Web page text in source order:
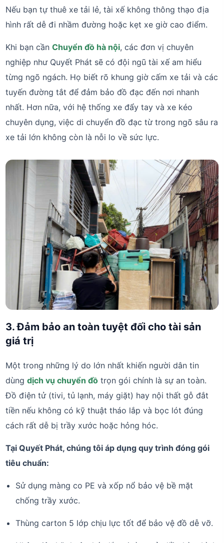
Nếu bạn tự thuê xe tải lẻ, tài xế không thông thạo địa
hình rất dễ đi nhầm đường hoặc kẹt xe giờ cao điểm.
Khi bạn cầnChuyển đồ hà nội, các đơn vị chuyên
nghiệp như Quyết Phát sẽ có đội ngũ tài xế am hiểu
từng ngõ ngách. Họ biết rõ khung giờ cấm xe tải và các
tuyến đường tắt để đảm bảo đồ đạc đến nơi nhanh
nhất. Hơn nữa, với hệ thống xe đẩy tay và xe kéo
chuyên dụng, việc di chuyển đồ đạc từ trong ngõ sâu ra
xe tải lớn không còn là nỗi lo về sức lực.
3. Đảm bảo an toàn tuyệt đối cho tài sản
giá trị
Một trong những lý do lớn nhất khiến người dân tin
dùngdịch vụ chuyển đồ trọn gói chính là sự an toàn.
Đồ điện tử (tivi, tủ lạnh, máy giặt) hay nội thất gỗ đắt
tiền nếu không có kỹ thuật tháo lắp và bọc lót đúng
cách rất dễ bị trầy xước hoặc hỏng hóc.
Tại Quyết Phát, chúng tôi áp dụng quy trình đóng gói
tiêu chuẩn:
Sử dụng màng co PE và xốp nổ bảo vệ bề mặt
chống trầy xước.
Thùng carton 5 lớp chịu lực tốt để bảo vệ đồ dễ vỡ.